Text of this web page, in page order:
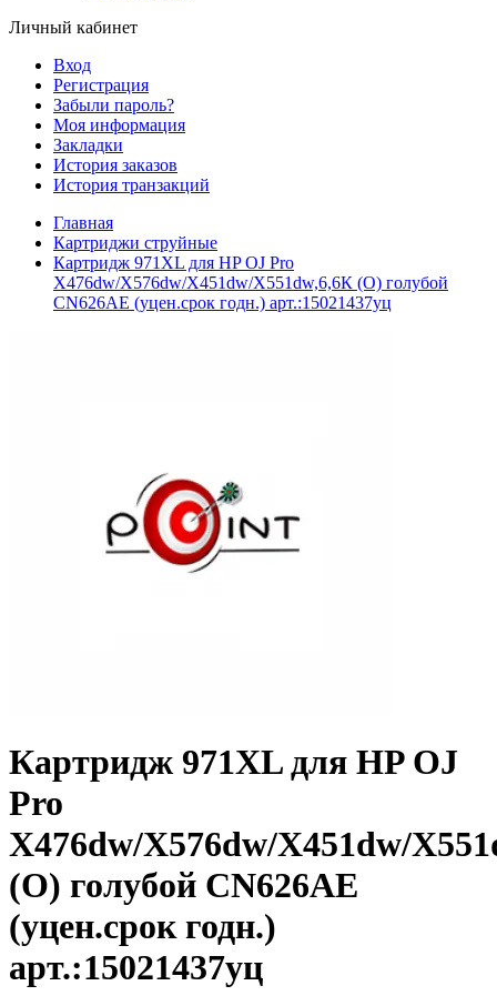
Личный кабинет
Вход
Регистрация
Забыли пароль?
Моя информация
Закладки
История заказов
История транзакций
Главная
Картриджи струйные
Картридж 971XL для HP OJ Pro
X476dw/X576dw/X451dw/X551dw,6,6К (O) голубой
CN626AE (уцен.срок годн.) арт.:15021437уц
Картридж 971XL для HP OJ
Pro
X476dw/X576dw/X451dw/
(O) голубой CN626AE
(уцен.срок годн.)
арт.:15021437уц